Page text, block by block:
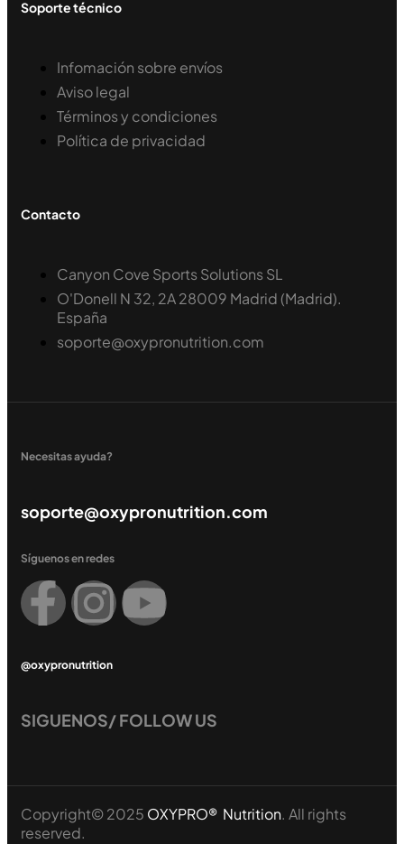
Soporte técnico
Infomación sobre envíos
Aviso legal
Términos y condiciones
Política de privacidad
Contacto
Canyon Cove Sports Solutions SL
O'Donell N 32, 2A 28009 Madrid (Madrid).
España
soporte@oxypronutrition.com
Necesitas ayuda?
soporte@oxypronutrition.com
Síguenos en redes
@oxypronutrition
SIGUENOS/ FOLLOW US
Copyright© 2025 OXYPRO® Nutrition. All rights
reserved.